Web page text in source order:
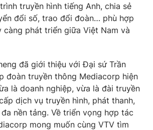
Podcast
Shorts video
VTV Thể thao
truyền hình tiếng Anh, chia sẻ
đổi số, trao đổi đoàn… phù hợp
càng phát triển giữa Việt Nam và
đã giới thiệu với Đại sứ Trần
đoàn truyền thông Mediacorp hiện
là doanh nghiệp, vừa là đài truyền
dịch vụ truyền hình, phát thanh,
nền tảng. Về triển vọng hợp tác
mong muốn cùng VTV tìm